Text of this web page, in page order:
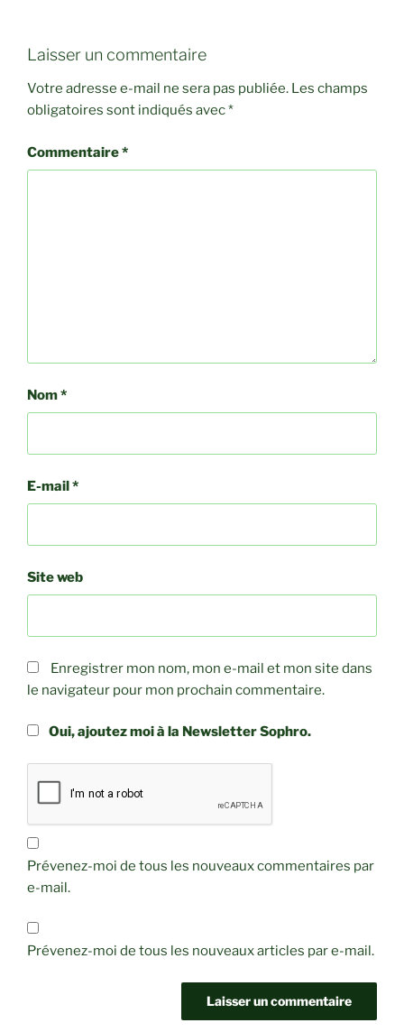
Laisser un commentaire
Votre adresse e-mail ne sera pas publiée. Les champs
obligatoires sont indiqués avec*
Commentaire*
Nom*
E-mail*
Site web
Enregistrer mon nom, mon e-mail et mon site dans
le navigateur pour mon prochain commentaire.
Oui, ajoutez moi à la Newsletter Sophro.
Prévenez-moi de tous les nouveaux commentaires par
e-mail.
Prévenez-moi de tous les nouveaux articles par e-mail.